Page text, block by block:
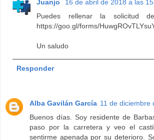
Juanjo
16 de abril de 2018 a las
Puedes rellenar la solicitud
https://goo.gl/forms/
Un saludo
Responder
Alba Gavilán García 11 de diciembre
Buenos días. Soy residente de
paso por la carretera y veo el
sentirme apenada por su deterioro.